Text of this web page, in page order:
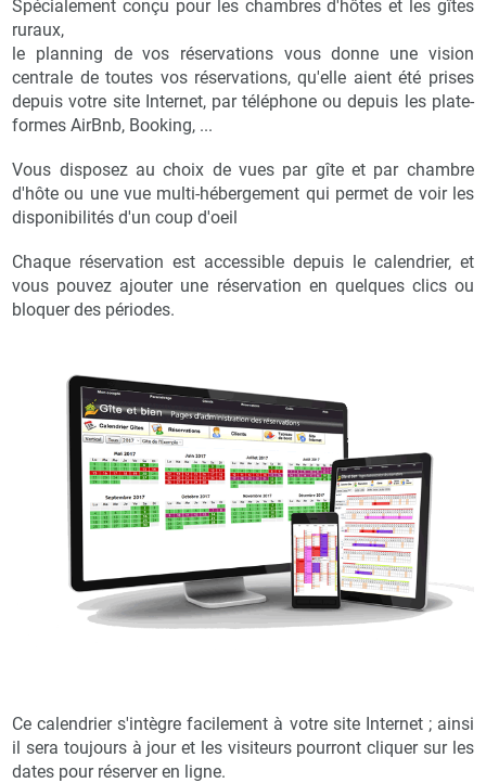
Spécialement conçu pour les chambres d'hôtes et les gîtes
ruraux,
le planning de vos réservations vous donne une vision
centrale de toutes vos réservations, qu'elle aient été prises
depuis votre site Internet, par téléphone ou depuis les plate-
formes AirBnb, Booking, ...
Vous disposez au choix de vues par gîte et par chambre
d'hôte ou une vue multi-hébergement qui permet de voir les
disponibilités d'un coup d'oeil
Chaque réservation est accessible depuis le calendrier, et
vous pouvez ajouter une réservation en quelques clics ou
bloquer des périodes.
Ce calendrier s'intègre facilement à votre site Internet ; ainsi
il sera toujours à jour et les visiteurs pourront cliquer sur les
dates pour réserver en ligne.